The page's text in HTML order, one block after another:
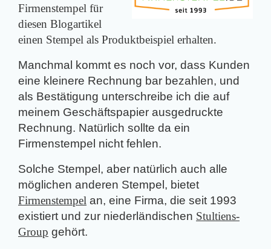
Firmenstempel für
diesen Blogartikel
einen Stempel als Produktbeispiel erhalten.
Manchmal kommt es noch vor, dass Kunden
eine kleinere Rechnung bar bezahlen, und
als Bestätigung unterschreibe ich die auf
meinem Geschäftspapier ausgedruckte
Rechnung. Natürlich sollte da ein
Firmenstempel nicht fehlen.
Solche Stempel, aber natürlich auch alle
möglichen anderen Stempel, bietet
Firmenstempel an, eine Firma, die seit 1993
existiert und zur niederländischen Stultiens-
Group gehört.